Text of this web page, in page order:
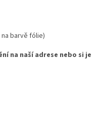
barvě fólie)
na naší adrese nebo si je